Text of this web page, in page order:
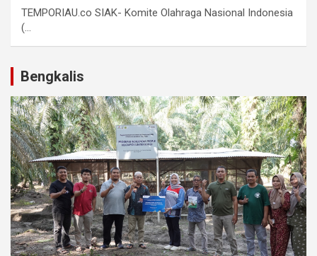
TEMPORIAU.co SIAK- Komite Olahraga Nasional Indonesia
(...
Bengkalis